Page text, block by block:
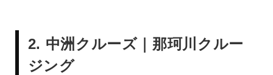
2. 中洲クルーズ｜那珂川クルー
ジング